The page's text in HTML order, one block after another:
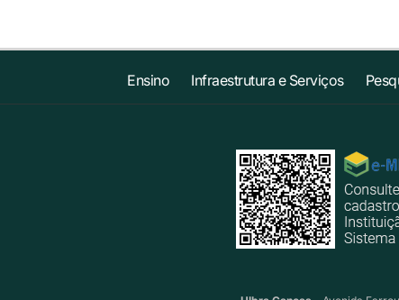
Ensino Infraestrutura e Serviços